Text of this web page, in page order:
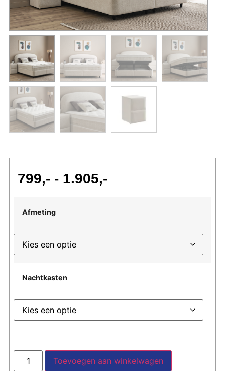
799 - 1.905
Afmeting
Nachtkasten
Toevoegen aan winkelwagen